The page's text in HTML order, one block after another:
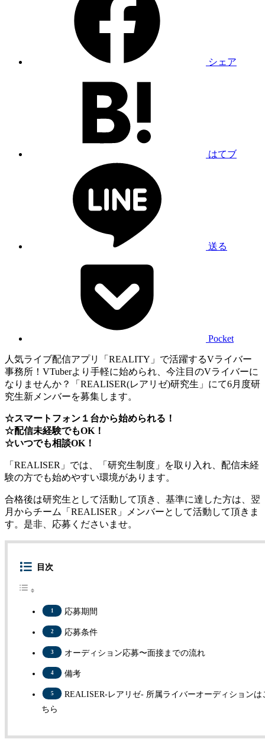
シェア
はてブ
送る
Pocket
人気ライブ配信アプリ「REALITY」で活躍するVライバー
事務所！VTuberより手軽に始められ、今注目のVライバーに
なりませんか？「REALISER(レアリゼ)研究生」にて6月度研
究生新メンバーを募集します。
☆スマートフォン１台から始められる！
☆配信未経験でもOK！
☆いつでも相談OK！
「REALISER」では、「研究生制度」を取り入れ、配信未経
験の方でも始めやすい環境があります。
合格後は研究生として活動して頂き、基準に達した方は、翌
月からチーム「REALISER」メンバーとして活動して頂きま
す。是非、応募くださいませ。
目次
応募期間
応募条件
オーディション応募〜面接までの流れ
備考
REALISER-レアリゼ- 所属ライバーオーディションは
ちら